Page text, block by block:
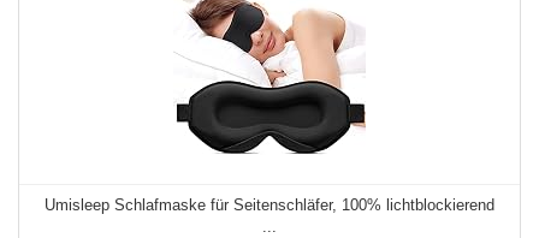
Umisleep Schlafmaske für Seitenschläfer, 100% lichtblockierend